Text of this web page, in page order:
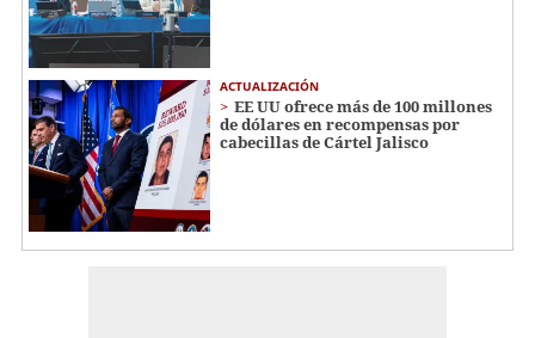
ACTUALIZACIÓN
EE UU ofrece más de 100 millones
de dólares en recompensas por
cabecillas de Cártel Jalisco